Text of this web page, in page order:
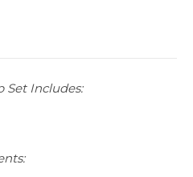
Set Includes: